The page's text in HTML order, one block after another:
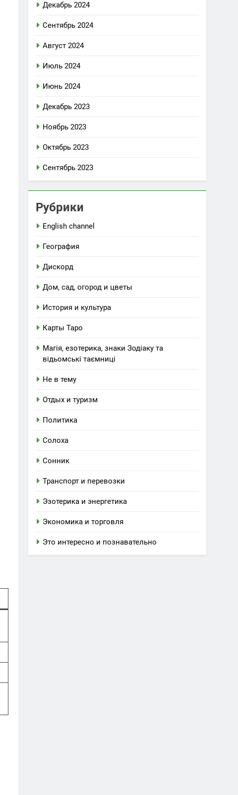
Декабрь 2024
Сентябрь 2024
Август 2024
Июль 2024
Июнь 2024
Декабрь 2023
Ноябрь 2023
Октябрь 2023
Сентябрь 2023
Рубрики
English channel
География
Дискорд
Дом, сад, огород и цветы
История и культура
Карты Таро
Магія, езотерика, знаки Зодіаку та
відьомські таємниці
Не в тему
Отдых и туризм
Политика
Солоха
Сонник
Транспорт и перевозки
Эзотерика и энергетика
Экономика и торговля
Это интересно и познавательно